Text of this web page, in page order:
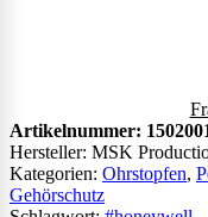
Artikelnummer:
Kategorien: Ohrstopfen,
Gehörschutz
Hersteller: MSK